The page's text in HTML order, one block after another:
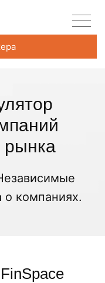
рынка
о компаниях.